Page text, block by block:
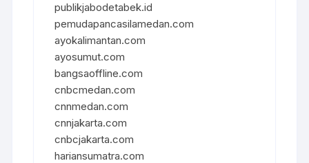
publikjabodetabek.id
pemudapancasilamedan.com
ayokalimantan.com
ayosumut.com
bangsaoffline.com
cnbcmedan.com
cnnmedan.com
cnnjakarta.com
cnbcjakarta.com
hariansumatra.com